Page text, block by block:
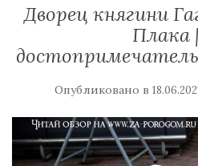
Дворец княгини
Плака
Опубликовано в